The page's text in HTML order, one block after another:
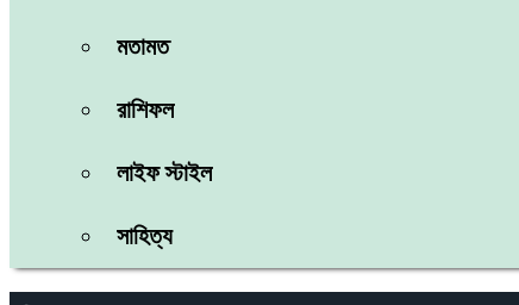
মতামত
রাশিফল
লাইফ স্টাইল
সাহিত্য